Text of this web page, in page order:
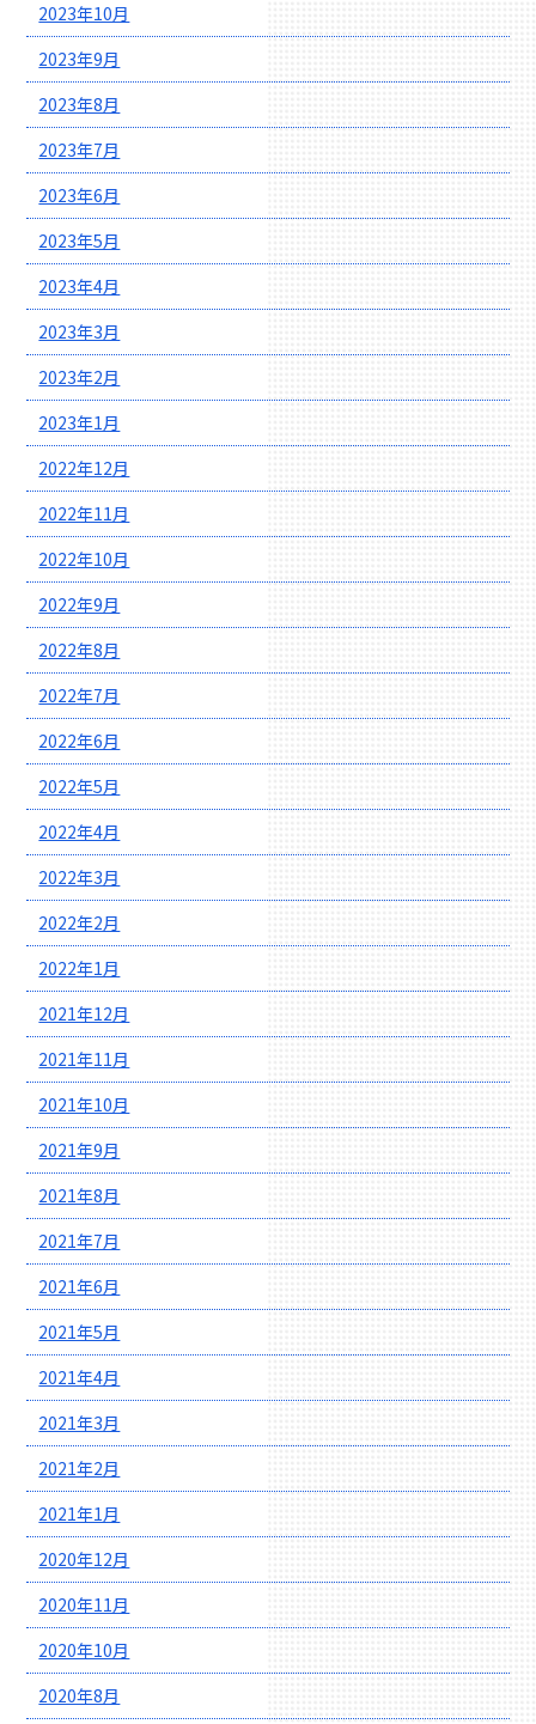
2023年10月
2023年9月
2023年8月
2023年7月
2023年6月
2023年5月
2023年4月
2023年3月
2023年2月
2023年1月
2022年12月
2022年11月
2022年10月
2022年9月
2022年8月
2022年7月
2022年6月
2022年5月
2022年4月
2022年3月
2022年2月
2022年1月
2021年12月
2021年11月
2021年10月
2021年9月
2021年8月
2021年7月
2021年6月
2021年5月
2021年4月
2021年3月
2021年2月
2021年1月
2020年12月
2020年11月
2020年10月
2020年8月